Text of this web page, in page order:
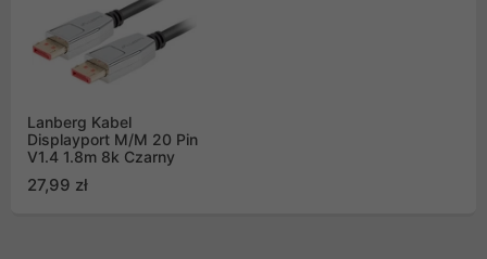
Lanberg Kabel
Displayport M/M 20 Pin
V1.4 1.8m 8k Czarny
27,99 zł